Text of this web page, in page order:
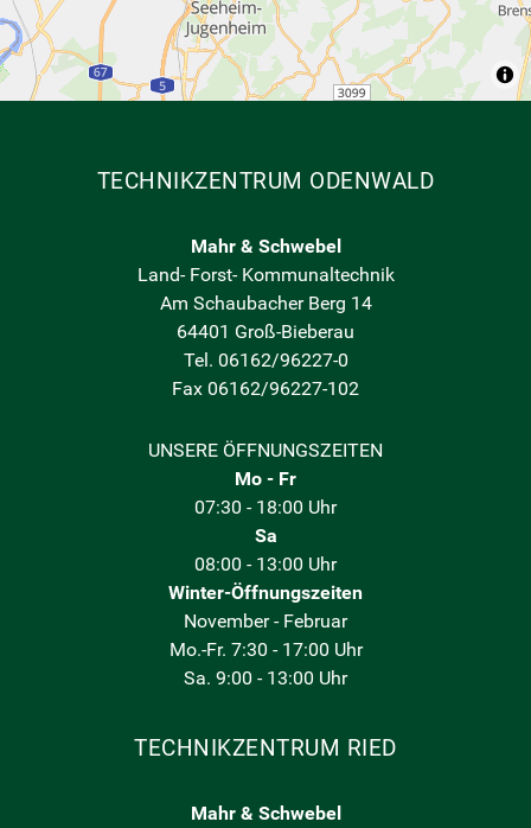
TECHNIKZENTRUM ODENWALD
Mahr & Schwebel
Land- Forst- Kommunaltechnik
Am Schaubacher Berg 14
64401 Groß-Bieberau
Tel. 06162/96227-0
Fax 06162/96227-102
UNSERE ÖFFNUNGSZEITEN
Mo - Fr
07:30 - 18:00 Uhr
Sa
08:00 - 13:00 Uhr
Winter-Öffnungszeiten
November - Februar
Mo.-Fr. 7:30 - 17:00 Uhr
Sa. 9:00 - 13:00 Uhr
TECHNIKZENTRUM RIED
Mahr & Schwebel